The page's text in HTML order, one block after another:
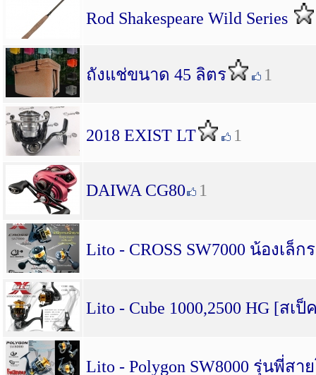
Rod Shakespeare Wild Series
ถังแช่ขนาด 45 ลิตร 1
2018 EXIST LT 1
DAIWA CG80 1
Lito - CROSS SW7000 น้องเล็ก
Lito - Cube 1000,2500 HG [สเป็
Lito - Polygon SW8000 รุ่นพี่สา